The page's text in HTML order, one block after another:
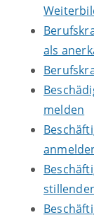
als
melden